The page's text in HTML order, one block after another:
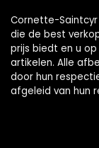
Cornette-
die de best
prijs biedt en u
artikelen. Alle
door hun
afgeleid van hun